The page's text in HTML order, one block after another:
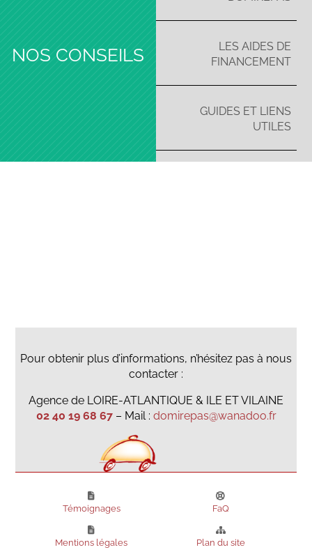
NOS CONSEILS
LES AIDES DE
FINANCEMENT
GUIDES ET LIENS
UTILES
Pour obtenir plus d’informations, n’hésitez pas à nous
contacter :
Agence de LOIRE-ATLANTIQUE & ILE ET VILAINE
02 40 19 68 67– Mail : domirepas@wanadoo.fr
Témoignages FaQ
Mentions légales Plan du site